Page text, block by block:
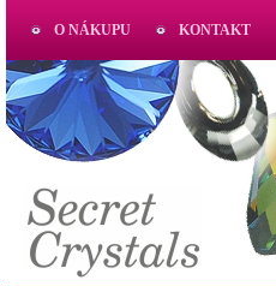
O NÁKUPU KONTAKT
AKTUAL
www.aktual-koralky.cz